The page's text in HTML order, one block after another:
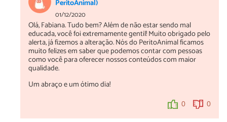
PeritoAnimal)
01/12/2020
Olá, Fabiana. Tudo bem? Além de não estar sendo mal
educada, você foi extremamente gentil! Muito obrigado pelo
alerta, já fizemos a alteração. Nós do PeritoAnimal ficamos
muito felizes em saber que podemos contar com pessoas
como você para oferecer nossos conteúdos com maior
qualidade.
Um abraço e um ótimo dia!
0 0